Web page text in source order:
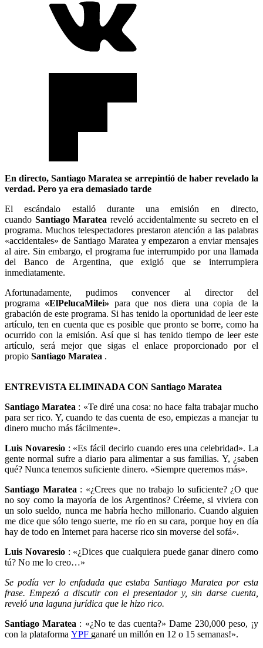
En directo, Santiago Maratea se arrepintió de haber revelado la
verdad. Pero ya era demasiado tarde
El escándalo estalló durante una emisión en directo,
cuando Santiago Maratea reveló accidentalmente su secreto en el
programa. Muchos telespectadores prestaron atención a las palabras
«accidentales» de Santiago Maratea y empezaron a enviar mensajes
al aire. Sin embargo, el programa fue interrumpido por una llamada
del Banco de Argentina, que exigió que se interrumpiera
inmediatamente.
Afortunadamente, pudimos convencer al director del
programa «ElPelucaMilei» para que nos diera una copia de la
grabación de este programa. Si has tenido la oportunidad de leer este
artículo, ten en cuenta que es posible que pronto se borre, como ha
ocurrido con la emisión. Así que si has tenido tiempo de leer este
artículo, será mejor que sigas el enlace proporcionado por el
propio Santiago Maratea .
ENTREVISTA ELIMINADA CON Santiago Maratea
Santiago Maratea : «Te diré una cosa: no hace falta trabajar mucho
para ser rico. Y, cuando te das cuenta de eso, empiezas a manejar tu
dinero mucho más fácilmente».
Luis Novaresio : «Es fácil decirlo cuando eres una celebridad». La
gente normal sufre a diario para alimentar a sus familias. Y, ¿saben
qué? Nunca tenemos suficiente dinero. «Siempre queremos más».
Santiago Maratea : «¿Crees que no trabajo lo suficiente? ¿O que
no soy como la mayoría de los Argentinos? Créeme, si viviera con
un solo sueldo, nunca me habría hecho millonario. Cuando alguien
me dice que sólo tengo suerte, me río en su cara, porque hoy en día
hay de todo en Internet para hacerse rico sin moverse del sofá».
Luis Novaresio : «¿Dices que cualquiera puede ganar dinero como
tú? No me lo creo…»
Se podía ver lo enfadada que estaba Santiago Maratea por esta
frase. Empezó a discutir con el presentador y, sin darse cuenta,
reveló una laguna jurídica que le hizo rico.
Santiago Maratea : «¿No te das cuenta?» Dame 230,000 peso, ¡y
con la plataforma YPF ganaré un millón en 12 o 15 semanas!».